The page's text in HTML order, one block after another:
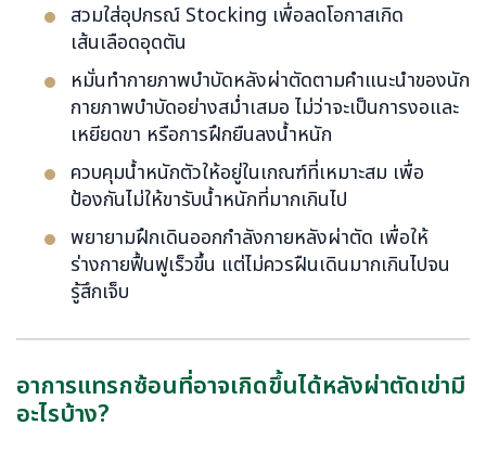
สวมใส่อุปกรณ์ Stocking เพื่อลดโอกาสเกิด
เส้นเลือดอุดตัน
หมั่นทำกายภาพบำบัดหลังผ่าตัดตามคำแนะนำของนัก
กายภาพบำบัดอย่างสม่ำเสมอ ไม่ว่าจะเป็นการงอและ
เหยียดขา หรือการฝึกยืนลงน้ำหนัก
ควบคุมน้ำหนักตัวให้อยู่ในเกณฑ์ที่เหมาะสม เพื่อ
ป้องกันไม่ให้ขารับน้ำหนักที่มากเกินไป
พยายามฝึกเดินออกกำลังกายหลังผ่าตัด เพื่อให้
ร่างกายฟื้นฟูเร็วขึ้น แต่ไม่ควรฝืนเดินมากเกินไปจน
รู้สึกเจ็บ
อาการแทรกซ้อนที่อาจเกิดขึ้นได้หลังผ่าตัดเข่ามี
อะไรบ้าง?